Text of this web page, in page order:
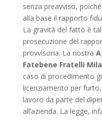
senza preavviso,
alla base il rapporto
La gravità del fatto è
prosecuzione del
provvisoria. La nostra
Fatebene Fratelli
caso di procedimento
licenziamento per
lavoro da parte del
all’azienda. La legge,